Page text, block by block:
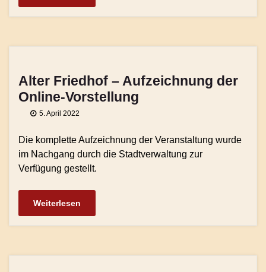
Alter Friedhof – Aufzeichnung der
Online-Vorstellung
5. April 2022
Die komplette Aufzeichnung der Veranstaltung wurde
im Nachgang durch die Stadtverwaltung zur
Verfügung gestellt.
Weiterlesen